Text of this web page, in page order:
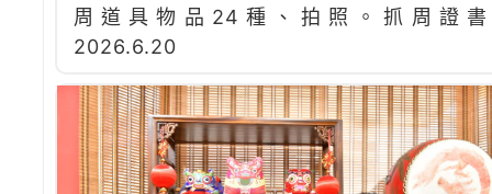
周道具物品24種、拍照。抓周證書
2026.6.20